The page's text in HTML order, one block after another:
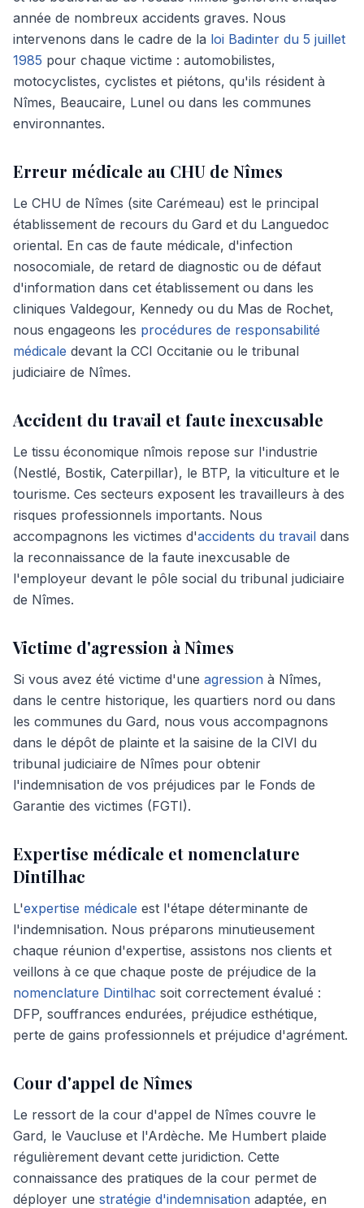
année de nombreux accidents graves. Nous
intervenons dans le cadre de la loi Badinter du 5 juillet
1985 pour chaque victime : automobilistes,
motocyclistes, cyclistes et piétons, qu'ils résident à
Nîmes, Beaucaire, Lunel ou dans les communes
environnantes.
Erreur médicale au CHU de Nîmes
Le CHU de Nîmes (site Carémeau) est le principal
établissement de recours du Gard et du Languedoc
oriental. En cas de faute médicale, d'infection
nosocomiale, de retard de diagnostic ou de défaut
d'information dans cet établissement ou dans les
cliniques Valdegour, Kennedy ou du Mas de Rochet,
nous engageons les procédures de responsabilité
médicale devant la CCI Occitanie ou le tribunal
judiciaire de Nîmes.
Accident du travail et faute inexcusable
Le tissu économique nîmois repose sur l'industrie
(Nestlé, Bostik, Caterpillar), le BTP, la viticulture et le
tourisme. Ces secteurs exposent les travailleurs à des
risques professionnels importants. Nous
accompagnons les victimes d'accidents du travail dans
la reconnaissance de la faute inexcusable de
l'employeur devant le pôle social du tribunal judiciaire
de Nîmes.
Victime d'agression à Nîmes
Si vous avez été victime d'une agression à Nîmes,
dans le centre historique, les quartiers nord ou dans
les communes du Gard, nous vous accompagnons
dans le dépôt de plainte et la saisine de la CIVI du
tribunal judiciaire de Nîmes pour obtenir
l'indemnisation de vos préjudices par le Fonds de
Garantie des victimes (FGTI).
Expertise médicale et nomenclature
Dintilhac
L'expertise médicale est l'étape déterminante de
l'indemnisation. Nous préparons minutieusement
chaque réunion d'expertise, assistons nos clients et
veillons à ce que chaque poste de préjudice de la
nomenclature Dintilhac soit correctement évalué :
DFP, souffrances endurées, préjudice esthétique,
perte de gains professionnels et préjudice d'agrément.
Cour d'appel de Nîmes
Le ressort de la cour d'appel de Nîmes couvre le
Gard, le Vaucluse et l'Ardèche. Me Humbert plaide
régulièrement devant cette juridiction. Cette
connaissance des pratiques de la cour permet de
déployer une stratégie d'indemnisation adaptée, en